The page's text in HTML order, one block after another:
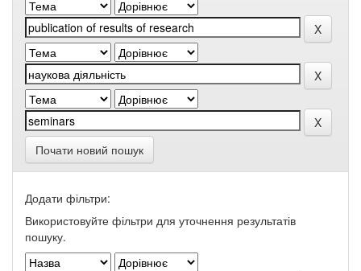
Почати новий пошук
Додати фільтри:
Використовуйте фільтри для уточнення результатів
пошуку.